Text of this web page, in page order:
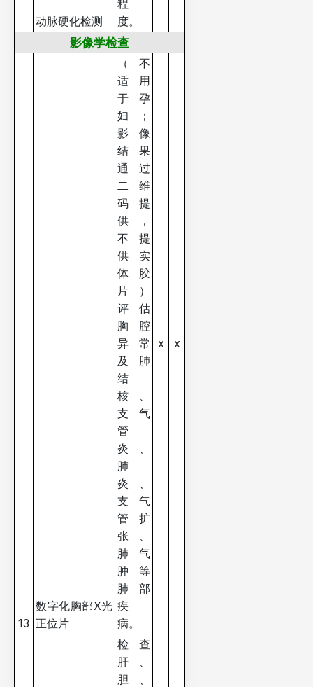
动脉硬化检测
程
度。
影像学检查
13
数字化胸部X光
正位片
（不
适用
于孕
妇；
影像
结果
通过
二维
码提
供，
不提
供实
体胶
片）
评估
胸腔
异常
及肺
结
核、
支气
管
炎、
肺
炎、
支气
管扩
张、
肺气
肿等
肺部
疾
病。
x x
检查
肝、
胆、